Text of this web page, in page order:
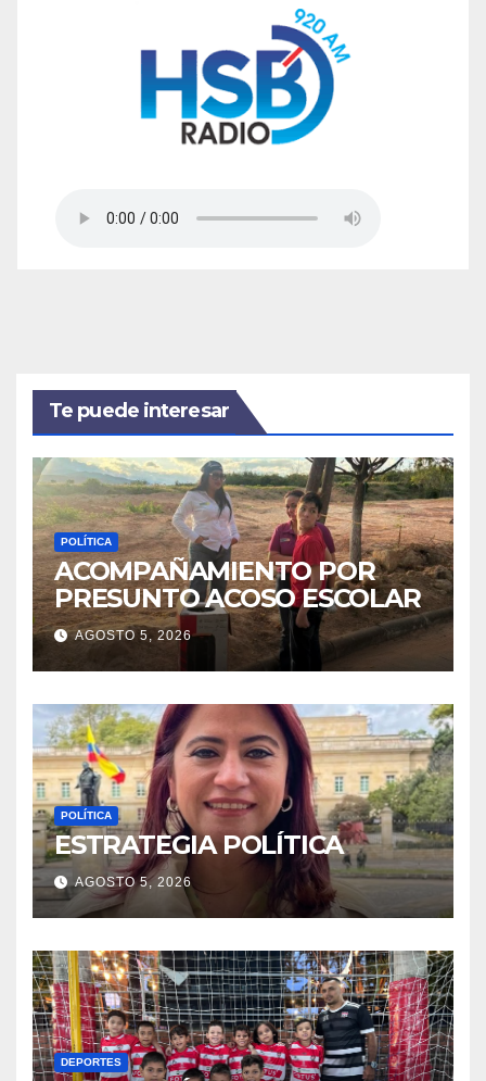
Te puede interesar
POLÍTICA
ACOMPAÑAMIENTO POR
PRESUNTO ACOSO ESCOLAR
AGOSTO 5, 2026
POLÍTICA
ESTRATEGIA POLÍTICA
AGOSTO 5, 2026
DEPORTES